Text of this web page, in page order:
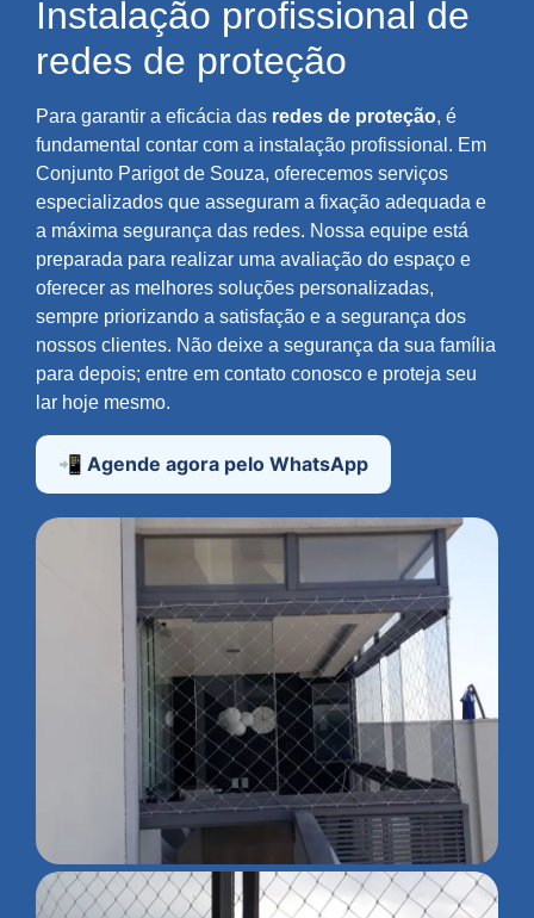
Instalação profissional de
redes de proteção
Para garantir a eficácia das redes de proteção, é
fundamental contar com a instalação profissional. Em
Conjunto Parigot de Souza, oferecemos serviços
especializados que asseguram a fixação adequada e
a máxima segurança das redes. Nossa equipe está
preparada para realizar uma avaliação do espaço e
oferecer as melhores soluções personalizadas,
sempre priorizando a satisfação e a segurança dos
nossos clientes. Não deixe a segurança da sua família
para depois; entre em contato conosco e proteja seu
lar hoje mesmo.
📲 Agende agora pelo WhatsApp